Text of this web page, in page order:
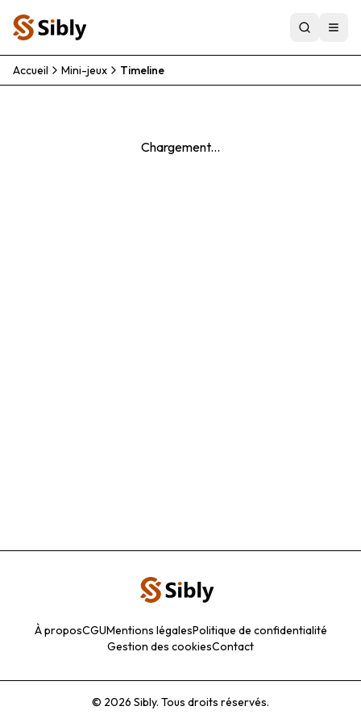
Accueil Mini-jeux Timeline
Chargement...
À proposCGUMentions légalesPolitique de confidentialité
Gestion des cookiesContact
© 2026 Sibly. Tous droits réservés.